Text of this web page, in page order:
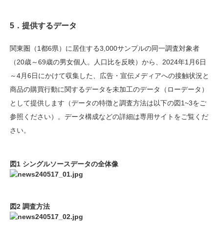
5． 提供するデータ
関東圏（1都6県）に居住する3,000サンプルの同一調査対象者
（20歳～69歳の男女個人。人口比を反映）から、2024年1月6日
～4月6日にかけて収集した、広告・宣伝メディアへの接触状況と
商品の購買行動に関するデータを未加工のデータ（ローデータ）
として提供します（データの特徴と調査方法は以下の図1~3をご
参照ください）。データ構成などの詳細は専用サイトをご覧くだ
さい。
図1 シングルソースデータの全体像
図2 調査方法